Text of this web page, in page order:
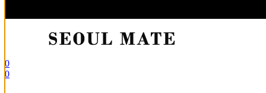
0
0